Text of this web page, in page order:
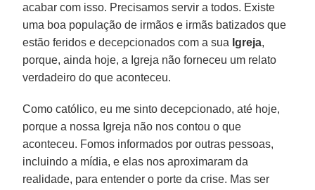
acabar com isso. Precisamos servir a todos. Existe
uma boa população de irmãos e irmãs batizados que
estão feridos e decepcionados com a sua Igreja,
porque, ainda hoje, a Igreja não forneceu um relato
verdadeiro do que aconteceu.
Como católico, eu me sinto decepcionado, até hoje,
porque a nossa Igreja não nos contou o que
aconteceu. Fomos informados por outras pessoas,
incluindo a mídia, e elas nos aproximaram da
realidade, para entender o porte da crise. Mas ser